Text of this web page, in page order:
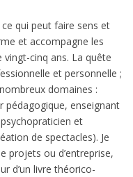
qui peut faire sens et
et accompagne les
cinq ans. La quête
et personnelle ;
domaines :
pédagogique, enseignant
et
de spectacles). Je
projets ou d’entreprise,
d’un livre théorico-